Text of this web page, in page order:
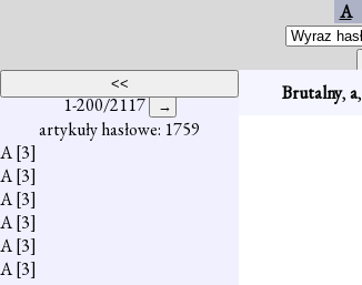
A
1-200/2117
artykuły hasłowe: 1759
A[3]
A[3]
A[3]
A[3]
A[3]
A[3]
Brutalny,a,